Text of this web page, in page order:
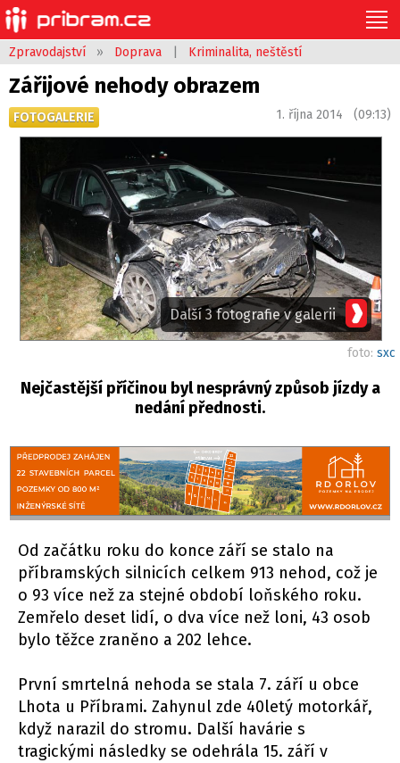
Zpravodajství » Doprava Kriminalita, neštěstí
Zářijové nehody obrazem
FOTOGALERIE 1. října 2014 (09:13)
Další 3 fotografie v galerii
foto: sxc
Nejčastější příčinou byl nesprávný způsob jízdy a
nedání přednosti.
Od začátku roku do konce září se stalo na
příbramských silnicích celkem 913 nehod, což je
o 93 více než za stejné období loňského roku.
Zemřelo deset lidí, o dva více než loni, 43 osob
bylo těžce zraněno a 202 lehce.
První smrtelná nehoda se stala 7. září u obce
Lhota u Příbrami. Zahynul zde 40letý motorkář,
když narazil do stromu. Další havárie s
tragickými následky se odehrála 15. září v